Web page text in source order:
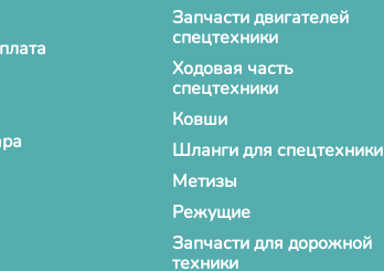
Запчасти двигателей
спецтехники
Ходовая часть
спецтехники
Ковши
Шланги для спецтехники
Метизы
Режущие
Запчасти для дорожной
техники